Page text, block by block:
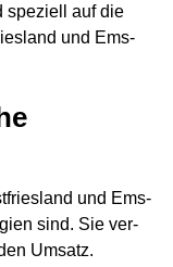
spe­zi­ell auf die
und Ems­
und Ems­
sind. Sie ver­
Umsatz.